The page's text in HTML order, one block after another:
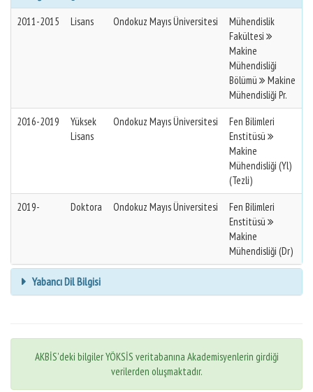
2011-2015 Lisans Ondokuz Mayıs Üniversitesi
Mühendislik
Fakültesi
Makine
Mühendisliği
Bölümü
Makine
Mühendisliği Pr.
2016-2019
Yüksek
Lisans
Ondokuz Mayıs Üniversitesi
Fen Bilimleri
Enstitüsü
Makine
Mühendisliği (Yl)
(Tezli)
2019-
Doktora Ondokuz Mayıs Üniversitesi
Fen Bilimleri
Enstitüsü
Makine
Mühendisliği (Dr)
Yabancı Dil Bilgisi
AKBİS'deki bilgiler YÖKSİS veritabanına Akademisyenlerin girdiği
verilerden oluşmaktadır.